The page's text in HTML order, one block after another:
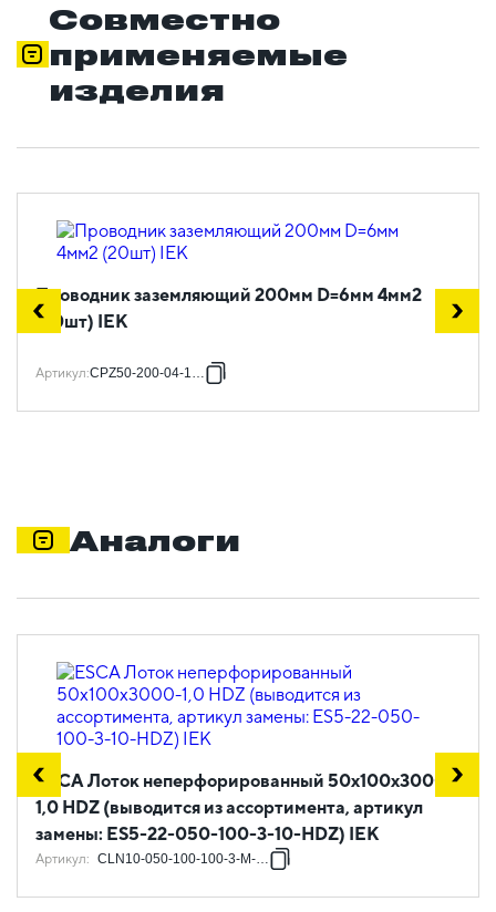
Совместно
применяемые
изделия
Проводник заземляющий 200мм D=6мм 4мм2
(20шт) IEK
Артикул:CPZ50-200-04-1-06
Аналоги
ESCA Лоток неперфорированный 50х100х3000-
1,0 HDZ (выводится из ассортимента, артикул
замены: ES5-22-050-100-3-10-HDZ) IEK
Артикул: CLN10-050-100-100-3-M-HDZ